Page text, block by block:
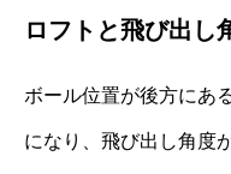
ロフトと飛び出し
ボール位置が後方にあ
になり、飛び出し角度